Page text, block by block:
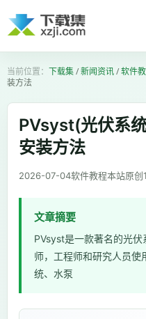
下载集/新闻资讯/软件
装方法
PVsyst(光伏系
安装方法
2026-07-04软件教程本站原创
文章摘要
PVsyst是一款著名的光
师，工程师和研究人员使
统、水泵